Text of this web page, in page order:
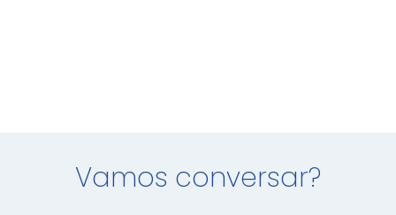
Vamos conversar?